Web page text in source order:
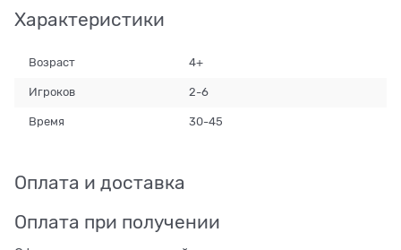
Характеристики
Возраст 4+
Игроков 2-6
Время 30-45
Оплата и доставка
Оплата при получении